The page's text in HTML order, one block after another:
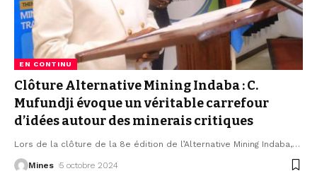
EN CONTINU
Clôture Alternative Mining Indaba : C.
Mufundji évoque un véritable carrefour
d’idées autour des minerais critiques
Lors de la clôture de la 8e édition de l’Alternative Mining Indaba,…
Mines 5 octobre 2024